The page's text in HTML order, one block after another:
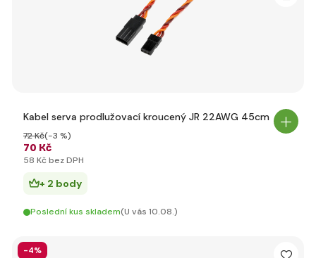
Kabel serva prodlužovací kroucený JR 22AWG 45cm
70 Kč
72 Kč(-3 %)
58 Kč bez DPH
+ 2 body
Poslední kus skladem(U vás 10.08.)
-4%